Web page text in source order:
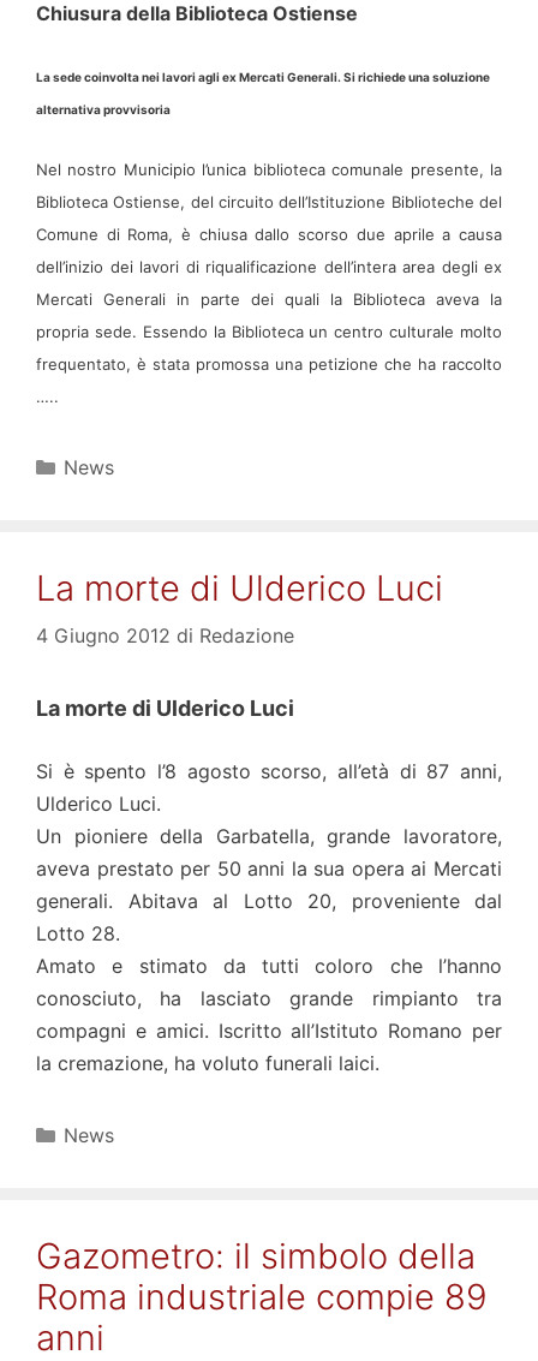
Chiusura della Biblioteca Ostiense
La sede coinvolta nei lavori agli ex Mercati Generali. Si richiede una soluzione
alternativa provvisoria
Nel nostro Municipio l’unica biblioteca comunale presente, la
Biblioteca Ostiense, del circuito dell’Istituzione Biblioteche del
Comune di Roma, è chiusa dallo scorso due aprile a causa
dell’inizio dei lavori di riqualificazione dell’intera area degli ex
Mercati Generali in parte dei quali la Biblioteca aveva la
propria sede. Essendo la Biblioteca un centro culturale molto
frequentato, è stata promossa una petizione che ha raccolto
…..
Categorie
News
La morte di Ulderico Luci
4 Giugno 2012 di Redazione
La morte di Ulderico Luci
Si è spento l’8 agosto scorso, all’età di 87 anni,
Ulderico Luci.
Un pioniere della Garbatella, grande lavoratore,
aveva prestato per 50 anni la sua opera ai Mercati
generali. Abitava al Lotto 20, proveniente dal
Lotto 28.
Amato e stimato da tutti coloro che l’hanno
conosciuto, ha lasciato grande rimpianto tra
compagni e amici. Iscritto all’Istituto Romano per
la cremazione, ha voluto funerali laici.
Categorie
News
Gazometro: il simbolo della
Roma industriale compie 89
anni